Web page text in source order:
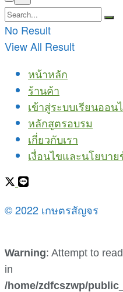
No Result
View All Result
หน้าหลัก
ร้านค้า
เข้าสู่ระบบเรียนออน
หลักสูตรอบรม
เกี่ยวกับเรา
เงื่อนไขและนโยบา
© 2022 เกษตรสัญจร
Warning: Attempt to
in
/home/zdfcszwp/